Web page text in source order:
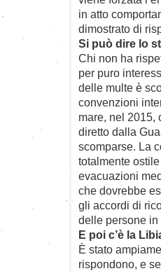
in atto
dimostrato di
Si può dire lo
Chi non ha
per puro
delle multe è
convenzioni
mare, nel 2015,
diretto dalla
scomparse. La
totalmente
evacuazioni
che dovrebbe
gli accordi di
delle persone in
E poi c’è la
È stato
rispondono, e